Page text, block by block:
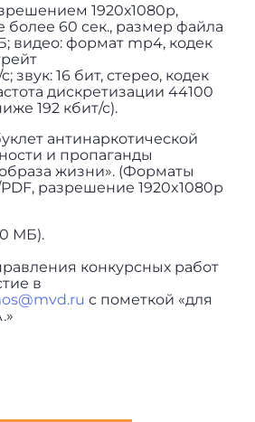
1920х1080р,
более 60 сек., размер файла
видео: формат mp4, кодек
звук: 16 бит, стерео, кодек
дискретизации 44100
192 кбит/с).
антинаркотической
и пропаганды
жизни». (Форматы
разрешение 1920x1080р
МБ).
конкурсных работ
в
с пометкой «для